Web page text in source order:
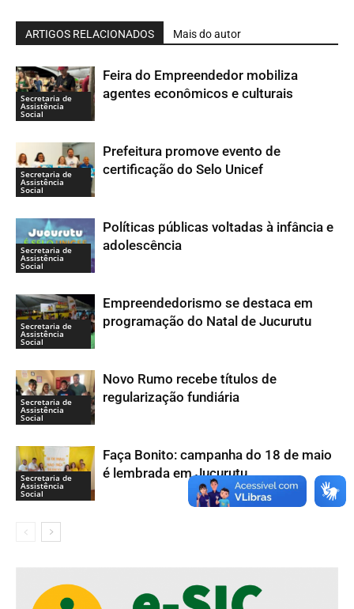
ARTIGOS RELACIONADOS Mais do autor
Secretaria de
Assistência
Social
Feira do Empreendedor mobiliza
agentes econômicos e culturais
Secretaria de
Assistência
Social
Prefeitura promove evento de
certificação do Selo Unicef
Secretaria de
Assistência
Social
Políticas públicas voltadas à infância e
adolescência
Secretaria de
Assistência
Social
Empreendedorismo se destaca em
programação do Natal de Jucurutu
Secretaria de
Assistência
Social
Novo Rumo recebe títulos de
regularização fundiária
Secretaria de
Assistência
Social
Faça Bonito: campanha do 18 de maio
é lembrada em Jucurutu